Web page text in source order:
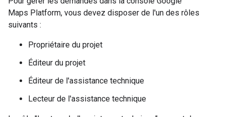
Maps Platform, vous devez disposer de l'un des rôles
suivants :
Propriétaire du projet
Éditeur du projet
Éditeur de l'assistance technique
Lecteur de l'assistance technique